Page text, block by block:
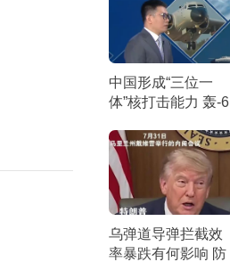
中国形成“三位一
体”核打击能力 轰-6
注
乌弹道导弹拦截效
率暴跌有何影响 防